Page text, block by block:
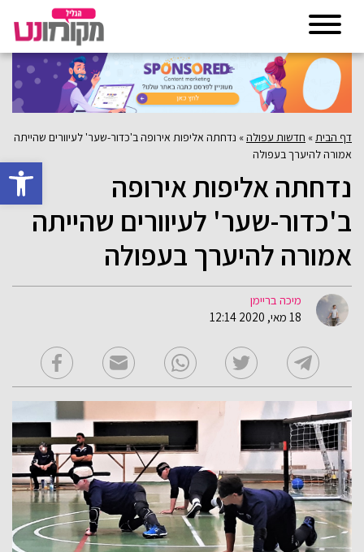
פתח
דף הבית » חדשות עפולה» נדחתה אליפות אירופה ב'כדור-שער' לעיוורים שהייתה
אמורה להיערך בעפולה
נדחתה אליפות אירופה
ב'כדור-שער' לעיוורים שהייתה
אמורה להיערך בעפולה
מיכה בריימן
18 מאי, 2020 12:14